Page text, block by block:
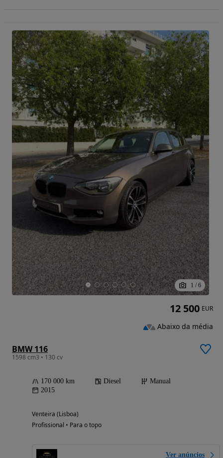
1 / 6
BMW 116
1598 cm3 • 130 cv
170 000 km Diesel
Manual
2015
Venteira (Lisboa)
Profissional • Para o topo
Ver anúncios
12 500 EUR
Abaixo da média